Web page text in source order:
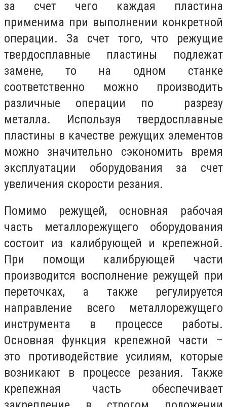
за счет чего каждая пластина
применима при выполнении конкретной
операции. За счет того, что режущие
твердосплавные пластины подлежат
замене, то на одном станке
соответственно можно производить
различные операции по разрезу
металла. Используя твердосплавные
пластины в качестве режущих элементов
можно значительно сэкономить время
эксплуатации оборудования за счет
увеличения скорости резания.
Помимо режущей, основная рабочая
часть металлорежущего оборудования
состоит из калибрующей и крепежной.
При помощи калибрующей части
производится восполнение режущей при
переточках, а также регулируется
направление всего металлорежущего
инструмента в процессе работы.
Основная функция крепежной части –
это противодействие усилиям, которые
возникают в процессе резания. Также
крепежная часть обеспечивает